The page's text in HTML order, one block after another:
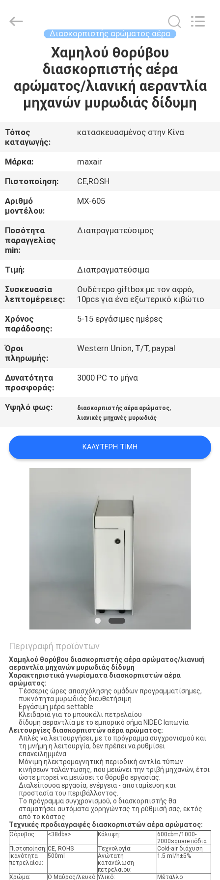
ΠΡΟΪΌΝΤΑ
ΠΕΡΊΠΟΥ
ΕΜΕΊΣ
ΓΎΡΟΣ
ΕΡΓΟΣΤΑΣΊΩΝ
ΠΟΙΟΤΙΚΌΣ
ΈΛΕΓΧΟΣ
ΕΛΆΤΕ
ΣΕ
ΕΠΑΦΉ
ΜΕ
ΖΗΤΉΣΤΕ
ΈΝΑ
ΑΠΌΣΠΑΣΜΑ
ONLINE
SITEMAP
Διασκορπιστής αρώματος αέρα
Χαμηλού θορύβου
διασκορπιστής αέρα
αρώματος/λιανική αεραντλία
μηχανών μυρωδιάς δίδυμη
Τόπος
καταγωγής:
κατασκευασμένος στην Κίνα
Μάρκα:
maxair
Πιστοποίηση:
CE,ROSH
Αριθμό
μοντέλου:
MX-605
Ποσότητα
παραγγελίας
min:
Διαπραγματεύσιμος
Τιμή:
Διαπραγματεύσιμα
Συσκευασία
λεπτομέρειες:
Ουδέτερο giftbox με τον αφρό,
10pcs για ένα εξωτερικό κιβώτιο
Χρόνος
παράδοσης:
5-15 εργάσιμες ημέρες
Όροι
πληρωμής:
Western Union, T/T, paypal
Δυνατότητα
προσφοράς:
3000 PC το μήνα
Υψηλό φως: διασκορπιστής αέρα αρώματος,
λιανικές μηχανές μυρωδιάς
ΚΑΛΎΤΕΡΗ ΤΙΜΉ
Περιγραφή προϊόντων
Χαμηλού θορύβου διασκορπιστής αέρα αρώματος/λιανική
αεραντλία μηχανών μυρωδιάς δίδυμη
Χαρακτηριστικά γνωρίσματα διασκορπιστών αέρα
αρώματος:
Τέσσερις ώρες απασχόλησης ομάδων προγραμματίσημες,
πυκνότητα μυρωδιάς διευθετήσιμη
Εργάσιμη μέρα settable
Κλειδαριά για το μπουκάλι πετρελαίου
δίδυμη αεραντλία με το εμπορικό σήμα NIDEC Ιαπωνία
Λειτουργίες διασκορπιστών αέρα αρώματος:
Απλές να λειτουργήσει, με το πρόγραμμα συγχρονισμού και
τη μνήμη η λειτουργία, δεν πρέπει να ρυθμίσει
επανειλημμένα.
Μόνιμη ηλεκτρομαγνητική περιοδική αντλία τύπων
κινήσεων ταλάντωσης, που μειώνει την τριβή μηχανών, έτσι
ώστε μπορεί να μειώσει το θόρυβο εργασίας.
Διαλείπουσα εργασία, ενέργεια - αποταμίευση και
προστασία του περιβάλλοντος.
Το πρόγραμμα συγχρονισμού, ο διασκορπιστής θα
σταματήσει αυτόματα χορηγώντας τη ρύθμισή σας, εκτός
από το κόστος
Τεχνικές προδιαγραφές διασκορπιστών αέρα αρώματος:
Θόρυβος: <38dba> Κάλυψη:
600cbm/1000-
2000square πόδια
Πιστοποίηση: CE, ROHS Τεχνολογία:
Cold-air διάχυση
Ικανότητα
πετρελαίου:
500ml
Ανώτατη
κατανάλωση
πετρελαίου:
1.5 ml/h±5%
Χρώμα: Ο Μαύρος/λευκό Υλικό: Μέταλλο